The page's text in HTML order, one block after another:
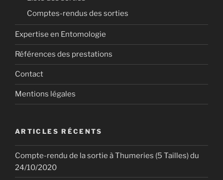
Comptes-rendus des sorties
Expertise en Entomologie
Références des prestations
Contact
Mentions légales
ARTICLES RÉCENTS
Compte-rendu de la sortie à Thumeries (5 Tailles) du
24/10/2020